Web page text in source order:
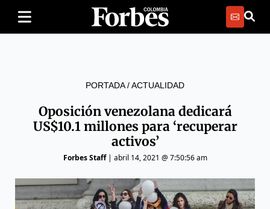
PORTADA/ACTUALIDAD
Oposición venezolana dedicará
US$10.1 millones para ‘recuperar
activos’
Forbes Staff| abril 14, 2021 @ 7:50:56 am